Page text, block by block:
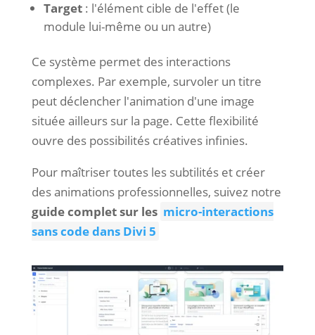
Target: l'élément cible de l'effet (le
module lui-même ou un autre)
Ce système permet des interactions
complexes. Par exemple, survoler un titre
peut déclencher l'animation d'une image
située ailleurs sur la page. Cette flexibilité
ouvre des possibilités créatives infinies.
Pour maîtriser toutes les subtilités et créer
des animations professionnelles, suivez notre
guide complet sur les micro-interactions
sans code dans Divi 5